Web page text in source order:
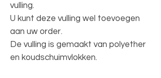
vulling.
U kunt deze vulling wel toevoegen
aan uw order.
De vulling is gemaakt van polyether
en koudschuimvlokken.